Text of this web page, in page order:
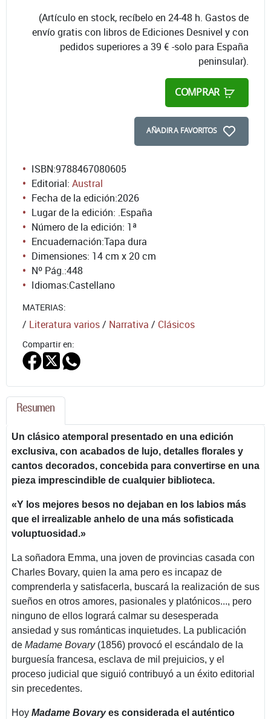
(Artículo en stock, recíbelo en 24-48 h. Gastos de
envío gratis con libros de Ediciones Desnivel y con
pedidos superiores a 39 € -solo para España
peninsular).
COMPRAR
AÑADIR A FAVORITOS
ISBN:9788467080605
Editorial: Austral
Fecha de la edición:2026
Lugar de la edición: .España
Número de la edición: 1ª
Encuadernación:Tapa dura
Dimensiones: 14 cm x 20 cm
Nº Pág.:448
Idiomas:Castellano
MATERIAS:
/ Literatura varios/ Narrativa / Clásicos
Compartir en:
Resumen
Un clásico atemporal presentado en una edición
exclusiva, con acabados de lujo, detalles florales y
cantos decorados, concebida para convertirse en una
pieza imprescindible de cualquier biblioteca.
«Y los mejores besos no dejaban en los labios más
que el irrealizable anhelo de una más sofisticada
voluptuosidad.»
La soñadora Emma, una joven de provincias casada con
Charles Bovary, quien la ama pero es incapaz de
comprenderla y satisfacerla, buscará la realización de sus
sueños en otros amores, pasionales y platónicos..., pero
ninguno de ellos logrará calmar su desesperada
ansiedad y sus románticas inquietudes. La publicación
de Madame Bovary(1856) provocó el escándalo de la
burguesía francesa, esclava de mil prejuicios, y el
proceso judicial que siguió contribuyó a un éxito editorial
sin precedentes.
Hoy Madame Bovaryes considerada el auténtico